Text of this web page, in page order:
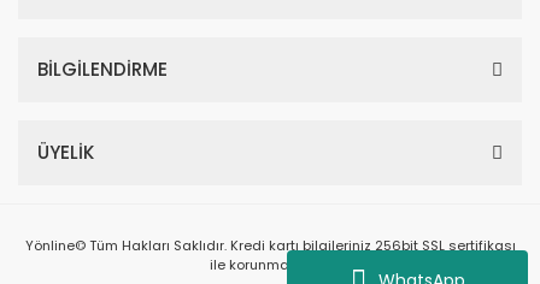
BİLGİLENDİRME
ÜYELİK
Yönline© Tüm Hakları Saklıdır. Kredi kartı bilgileriniz 256bit SSL sertifikası
ile korunmaktadır.